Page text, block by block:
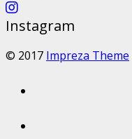
Instagram
© 2017 Impreza Theme